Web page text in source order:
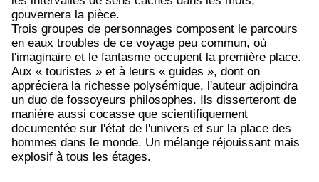
gouvernera la pièce.
Trois groupes de personnages composent le parcours
en eaux troubles de ce voyage peu commun, où
l'imaginaire et le fantasme occupent la première place.
Aux « touristes » et à leurs « guides », dont on
appréciera la richesse polysémique, l'auteur adjoindra
un duo de fossoyeurs philosophes. Ils disserteront de
manière aussi cocasse que scientifiquement
documentée sur l'état de l'univers et sur la place des
hommes dans le monde. Un mélange réjouissant mais
explosif à tous les étages.